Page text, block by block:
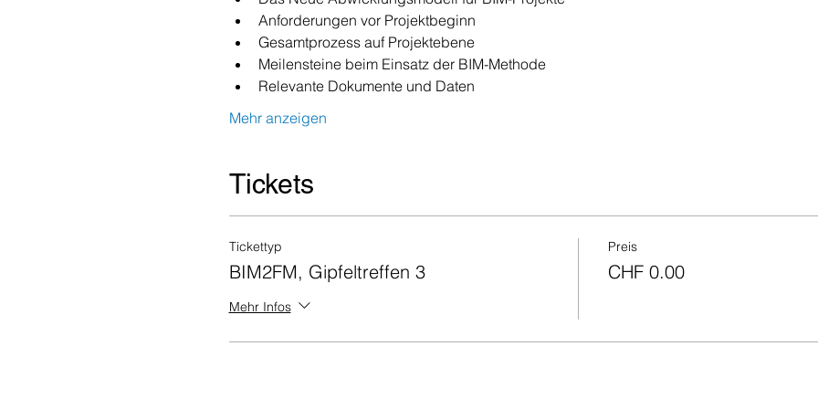
Anforderungen vor Projektbeginn
Gesamtprozess auf Projektebene
Meilensteine beim Einsatz der BIM-Methode
Relevante Dokumente und Daten
Mehr anzeigen
Tickets
Tickettyp
BIM2FM, Gipfeltreffen 3
Mehr Infos
Preis
CHF 0.00